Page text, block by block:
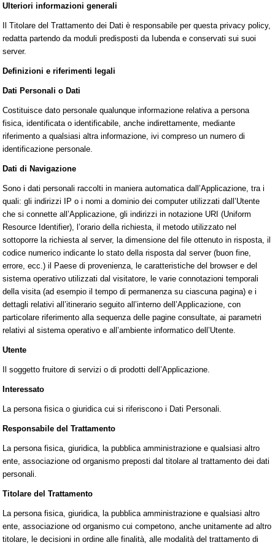
Ulteriori informazioni generali
Il Titolare del Trattamento dei Dati è responsabile per questa privacy policy,
redatta partendo da moduli predisposti da Iubenda e conservati sui suoi
server.
Definizioni e riferimenti legali
Dati Personali o Dati
Costituisce dato personale qualunque informazione relativa a persona
fisica, identificata o identificabile, anche indirettamente, mediante
riferimento a qualsiasi altra informazione, ivi compreso un numero di
identificazione personale.
Dati di Navigazione
Sono i dati personali raccolti in maniera automatica dall’Applicazione, tra i
quali: gli indirizzi IP o i nomi a dominio dei computer utilizzati dall’Utente
che si connette all’Applicazione, gli indirizzi in notazione URI (Uniform
Resource Identifier), l’orario della richiesta, il metodo utilizzato nel
sottoporre la richiesta al server, la dimensione del file ottenuto in risposta, il
codice numerico indicante lo stato della risposta dal server (buon fine,
errore, ecc.) il Paese di provenienza, le caratteristiche del browser e del
sistema operativo utilizzati dal visitatore, le varie connotazioni temporali
della visita (ad esempio il tempo di permanenza su ciascuna pagina) e i
dettagli relativi all’itinerario seguito all’interno dell’Applicazione, con
particolare riferimento alla sequenza delle pagine consultate, ai parametri
relativi al sistema operativo e all’ambiente informatico dell’Utente.
Utente
Il soggetto fruitore di servizi o di prodotti dell’Applicazione.
Interessato
La persona fisica o giuridica cui si riferiscono i Dati Personali.
Responsabile del Trattamento
La persona fisica, giuridica, la pubblica amministrazione e qualsiasi altro
ente, associazione od organismo preposti dal titolare al trattamento dei dati
personali.
Titolare del Trattamento
La persona fisica, giuridica, la pubblica amministrazione e qualsiasi altro
ente, associazione od organismo cui competono, anche unitamente ad altro
titolare, le decisioni in ordine alle finalità, alle modalità del trattamento di